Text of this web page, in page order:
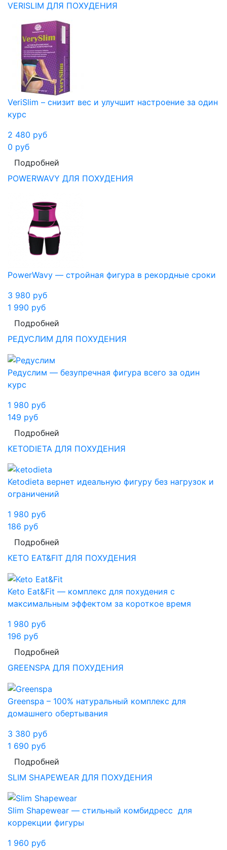
VERISLIM ДЛЯ ПОХУДЕНИЯ
VeriSlim – снизит вес и улучшит настроение за один
курс
2 480 руб
0 руб
Подробней
POWERWAVY ДЛЯ ПОХУДЕНИЯ
PowerWavy — стройная фигура в рекордные сроки
3 980 руб
1 990 руб
Подробней
РЕДУСЛИМ ДЛЯ ПОХУДЕНИЯ
Редуслим — безупречная фигура всего за один
курс
1 980 руб
149 руб
Подробней
KETODIETA ДЛЯ ПОХУДЕНИЯ
Ketodieta вернет идеальную фигуру без нагрузок и
ограничений
1 980 руб
186 руб
Подробней
KETO EAT&FIT ДЛЯ ПОХУДЕНИЯ
Keto Eat&Fit — комплекс для похудения с
максимальным эффектом за короткое время
1 980 руб
196 руб
Подробней
GREENSPA ДЛЯ ПОХУДЕНИЯ
Greenspa – 100% натуральный комплекс для
домашнего обертывания
3 380 руб
1 690 руб
Подробней
SLIM SHAPEWEAR ДЛЯ ПОХУДЕНИЯ
Slim Shapewear — стильный комбидресс для
коррекции фигуры
1 960 руб